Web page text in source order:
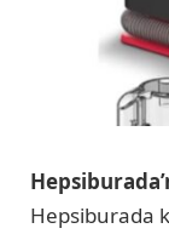
Hepsiburada